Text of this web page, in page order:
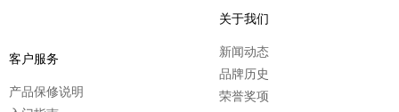
客户服务
产品保修说明
关于我们
新闻动态
品牌历史
荣誉奖项